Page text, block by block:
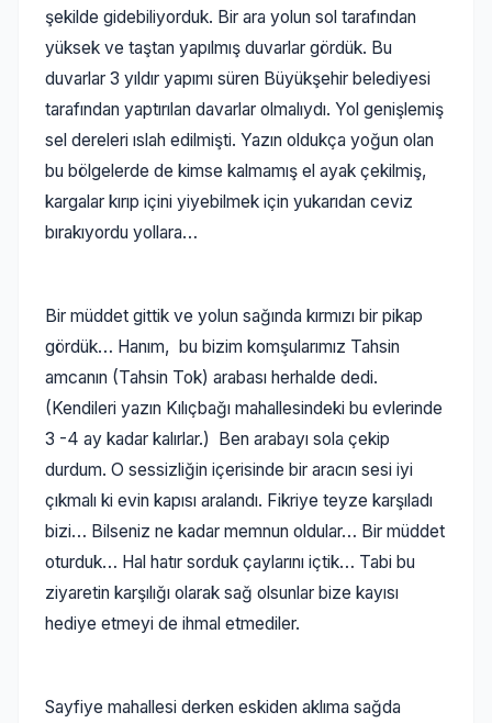
şekilde gidebiliyorduk. Bir ara yolun sol tarafından
yüksek ve taştan yapılmış duvarlar gördük. Bu
duvarlar 3 yıldır yapımı süren Büyükşehir belediyesi
tarafından yaptırılan davarlar olmalıydı. Yol genişlemiş
sel dereleri ıslah edilmişti. Yazın oldukça yoğun olan
bu bölgelerde de kimse kalmamış el ayak çekilmiş,
kargalar kırıp içini yiyebilmek için yukarıdan ceviz
bırakıyordu yollara…
Bir müddet gittik ve yolun sağında kırmızı bir pikap
gördük… Hanım, bu bizim komşularımız Tahsin
amcanın (Tahsin Tok) arabası herhalde dedi.
(Kendileri yazın Kılıçbağı mahallesindeki bu evlerinde
3 -4 ay kadar kalırlar.) Ben arabayı sola çekip
durdum. O sessizliğin içerisinde bir aracın sesi iyi
çıkmalı ki evin kapısı aralandı. Fikriye teyze karşıladı
bizi… Bilseniz ne kadar memnun oldular… Bir müddet
oturduk… Hal hatır sorduk çaylarını içtik… Tabi bu
ziyaretin karşılığı olarak sağ olsunlar bize kayısı
hediye etmeyi de ihmal etmediler.
Sayfiye mahallesi derken eskiden aklıma sağda